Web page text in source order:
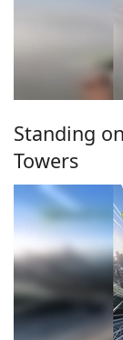
Standing
Towers